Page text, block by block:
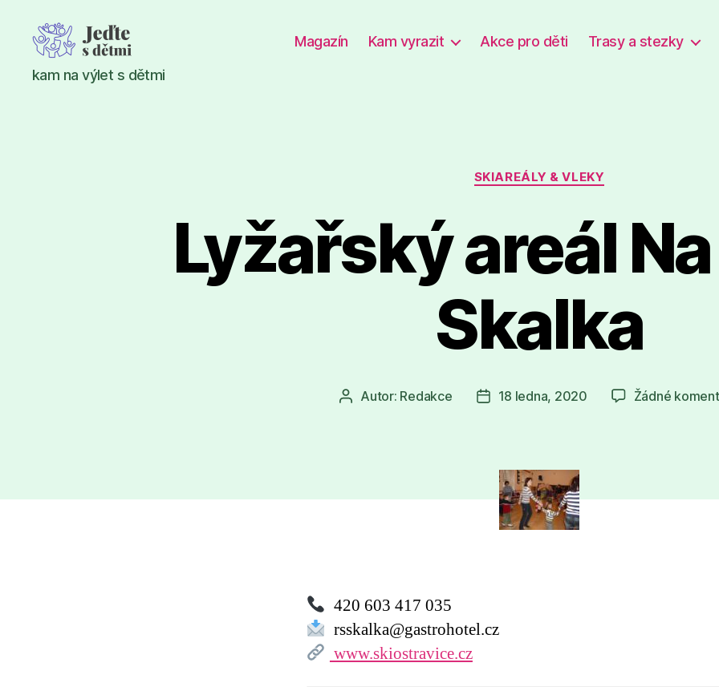
Jeďte
s
kam na výlet s dětmi
Magazín Kam vyrazit Akce pro děti Trasy a stezky
Rubriky
SKIAREÁLY & VLEKY
Lyžařský areál
Skalka
AutorAutor: Redakce
Datum
18 ledna, 2020 Žádné
420 603 417 035
rsskalka@gastrohotel.cz
www.skiostravice.cz